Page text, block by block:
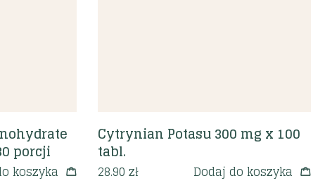
porcji
koszyka
Cytrynian Potasu 300 mg x 100
tabl.
28.90 zł Dodaj do koszyka